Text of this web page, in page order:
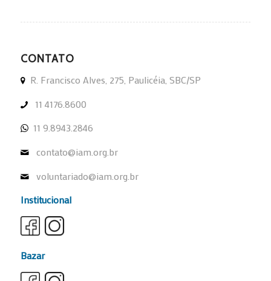
CONTATO
R. Francisco Alves, 275, Paulicéia, SBC/SP
11 4176.8600
11 9.8943.2846
contato@iam.org.br
voluntariado@iam.org.br
Institucional
Bazar